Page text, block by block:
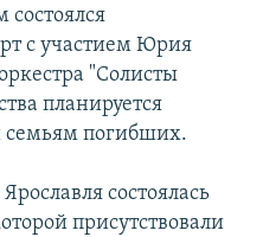
состоялся
с участием Юрия
"Солисты
планируется
семьям погибших.
состоялась
присутствовали